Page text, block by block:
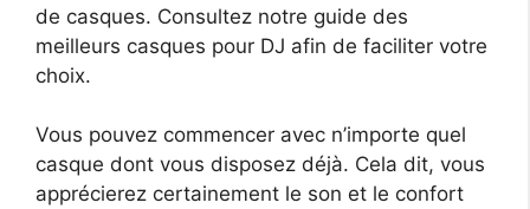
de casques. Consultez notre guide des
meilleurs casques pour DJ afin de faciliter votre
choix.
Vous pouvez commencer avec n’importe quel
casque dont vous disposez déjà. Cela dit, vous
apprécierez certainement le son et le confort